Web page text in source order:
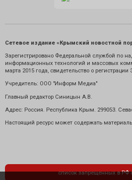
Сетевое издание «Крымский новостной
Зарегистрировано Федеральной службой по
информационных технологий и массовых
марта 2015 года, свидетельство о
Учредитель: ООО "Информ Медиа"
Главный редактор Синицын А.В.
Адрес: Россия. Республика Крым. 299053.
Настоящий ресурс может содержать
список запрещенных в РФ